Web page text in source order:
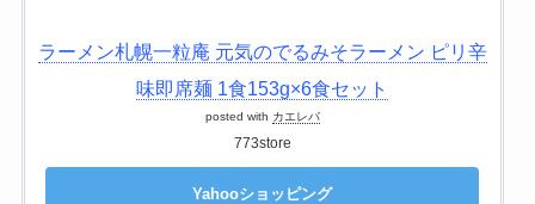
ラーメン札幌一粒庵 元気のでるみそラーメン ピリ辛
味即席麺 1食153g×6食セット
posted with カエレバ
773store
Yahooショッピング